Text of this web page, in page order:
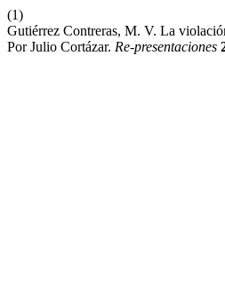
(1)
Gutiérrez Contreras, M. V. La
Por Julio Cortázar. Re-presentaciones